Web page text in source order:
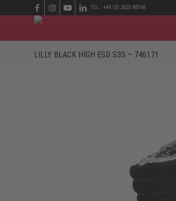
TEL.: +49 (0) 2825 80168
LILLY BLACK HIGH ESD S3S – 746171